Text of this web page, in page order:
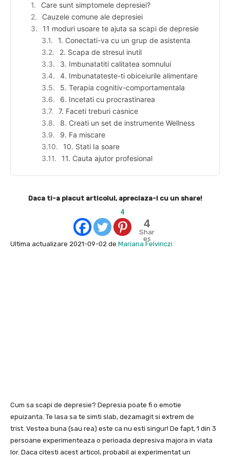
Care sunt simptomele depresiei?
Cauzele comune ale depresiei
11 moduri usoare te ajuta sa scapi de depresie
1. Conectati-va cu un grup de asistenta
2. Scapa de stresul inutil
3. Imbunatatiti calitatea somnului
4. Imbunatateste-ti obiceiurile alimentare
5. Terapia cognitiv-comportamentala
6. Incetati cu procrastinarea
7. Faceti treburi casnice
8. Creati un set de instrumente Wellness
9. Fa miscare
10. Stati Ia soare
11. Cauta ajutor profesional
Daca ti-a placut articolul, apreciaza-l cu un share!
4
4
Shar
es
Ultima actualizare 2021-09-02 de Mariana Felvinczi
Cum sa scapi de depresie? Depresia poate fi o emotie
epuizanta. Te lasa sa te simti slab, dezamagit si extrem de
trist. Vestea buna (sau rea) este ca nu esti singur! De fapt, 1 din 3
persoane experimenteaza o perioada depresiva majora in viata
lor. Daca citesti acest articol, probabil ai experimentat un